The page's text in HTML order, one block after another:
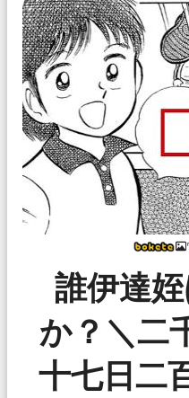
誰伊達
か？＼二
十七日二